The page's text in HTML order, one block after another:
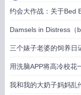
约会大作战：关于Bed
Damsels in Distress（
三个婊子老婆的饲养日
用洗脑APP将高冷校花
我和我的大奶子妈妈乱